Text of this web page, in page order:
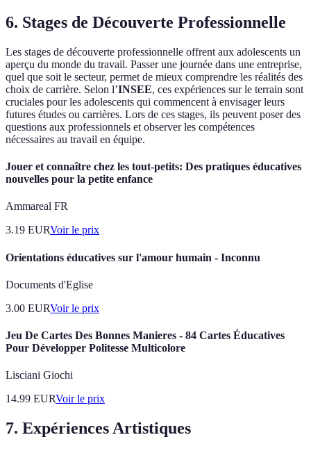
6. Stages de Découverte Professionnelle
Les stages de découverte professionnelle offrent aux adolescents un
aperçu du monde du travail. Passer une journée dans une entreprise,
quel que soit le secteur, permet de mieux comprendre les réalités des
choix de carrière. Selon l’INSEE, ces expériences sur le terrain sont
cruciales pour les adolescents qui commencent à envisager leurs
futures études ou carrières. Lors de ces stages, ils peuvent poser des
questions aux professionnels et observer les compétences
nécessaires au travail en équipe.
Jouer et connaître chez les tout-petits: Des pratiques éducatives
nouvelles pour la petite enfance
Ammareal FR
3.19 EURVoir le prix
Orientations éducatives sur l'amour humain - Inconnu
Documents d'Eglise
3.00 EURVoir le prix
Jeu De Cartes Des Bonnes Manieres - 84 Cartes Éducatives
Pour Développer Politesse Multicolore
Lisciani Giochi
14.99 EURVoir le prix
7. Expériences Artistiques